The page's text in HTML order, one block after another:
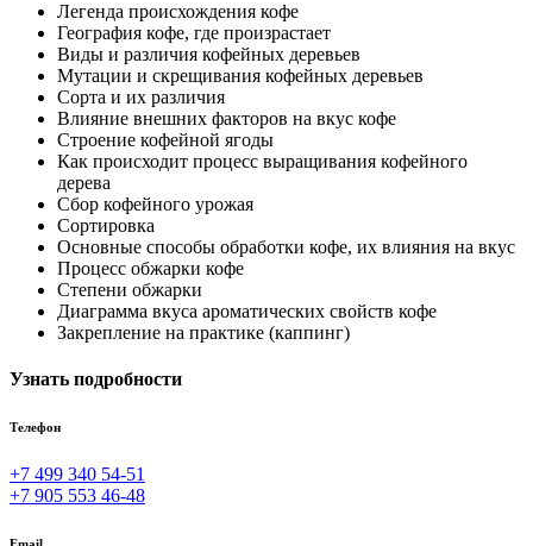
Легенда происхождения кофе
География кофе, где произрастает
Виды и различия кофейных деревьев
Мутации и скрещивания кофейных деревьев
Сорта и их различия
Влияние внешних факторов на вкус кофе
Строение кофейной ягоды
Как происходит процесс выращивания кофейного
дерева
Сбор кофейного урожая
Сортировка
Основные способы обработки кофе, их влияния на вкус
Процесс обжарки кофе
Степени обжарки
Диаграмма вкуса ароматических свойств кофе
Закрепление на практике (каппинг)
Узнать подробности
Телефон
+7 499 340 54-51
+7 905 553 46-48